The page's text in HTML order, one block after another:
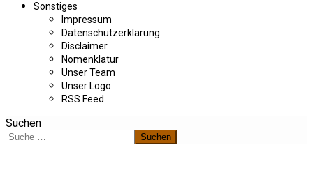
Sonstiges
Impressum
Datenschutzerklärung
Disclaimer
Nomenklatur
Unser Team
Unser Logo
RSS Feed
Suchen
Suchen